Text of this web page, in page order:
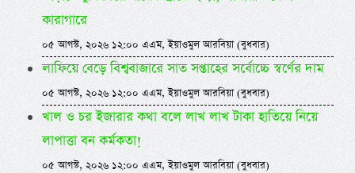
কারাগারে
০৫ আগস্ট, ২০২৬ ১২:০০ এএম, ইয়াওমুল আরবিয়া (বুধবার)
লাফিয়ে বেড়ে বিশ্ববাজারে সাত সপ্তাহের সর্বোচ্চে স্বর্ণের দাম
০৫ আগস্ট, ২০২৬ ১২:০০ এএম, ইয়াওমুল আরবিয়া (বুধবার)
খাল ও চর ইজারার কথা বলে লাখ লাখ টাকা হাতিয়ে নিয়ে
লাপাত্তা বন কর্মকতা!
০৫ আগস্ট, ২০২৬ ১২:০০ এএম, ইয়াওমুল আরবিয়া (বুধবার)